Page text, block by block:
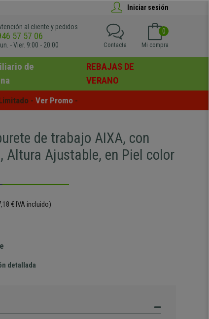
Iniciar sesión
al cliente y pedidos
57 57 06
- Vier. 9:00 - 20:00
0
Mi compra
Contacta
de
REBAJAS DE
VERANO
- Ver Promo -
de trabajo AIXA, con
Altura Ajustable, en Piel color
€ IVA incluido)
detallada